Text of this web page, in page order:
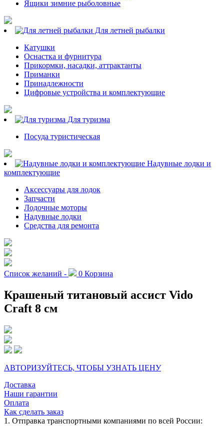
Ящики зимние рыболовные
Для летней рыбалки
Катушки
Оснастка и фурнитура
Прикормки, насадки, аттрактанты
Приманки
Принадлежности
Цифровые устройства и комплектующие
Для туризма
Посуда туристическая
Надувные лодки и
комплектующие
Аксессуары для лодок
Запчасти
Лодочные моторы
Надувные лодки
Средства для ремонта
Список желаний - 0 Корзина
Крашеный титановый ассист Vido
Craft 8 см
АВТОРИЗУЙТЕСЬ, ЧТОБЫ УЗНАТЬ ЦЕНУ
Доставка
Наши гарантии
Оплата
Как сделать заказ
1. Отправка транспортными компаниями по всей России: